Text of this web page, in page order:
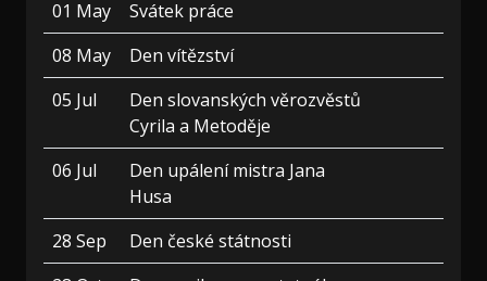
01 May
Svátek práce
08 May
Den vítězství
05 Jul
Den slovanských věrozvěstů
Cyrila a Metoděje
06 Jul
Den upálení mistra Jana
Husa
28 Sep
Den české státnosti